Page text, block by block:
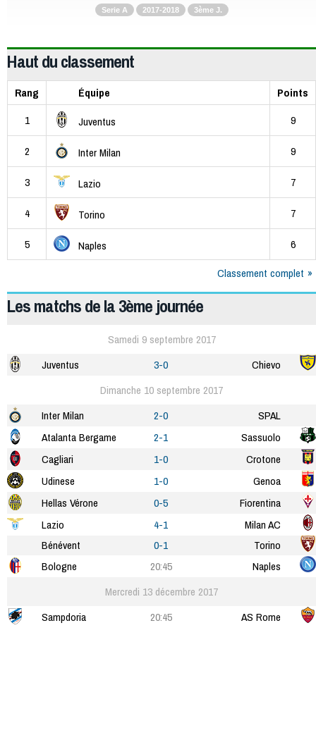
Serie A 2017-2018 3ème J.
Haut du classement
Rang Équipe
Points
1
Juventus 9
2 Inter Milan 9
3 Lazio 7
4 Torino 7
5 Naples
6
Classement complet
Les matchs de la 3ème journée
Samedi 9 septembre 2017
Juventus
3-0
Chievo
Dimanche 10 septembre 2017
Inter Milan
2-0
SPAL
Atalanta Bergame
2-1
Sassuolo
Cagliari
1-0
Crotone
Udinese
1-0
Genoa
Hellas Vérone
0-5
Fiorentina
Lazio
4-1
Milan AC
Bénévent
0-1
Torino
Bologne
20:45
Naples
Mercredi 13 décembre 2017
Sampdoria
20:45 AS Rome